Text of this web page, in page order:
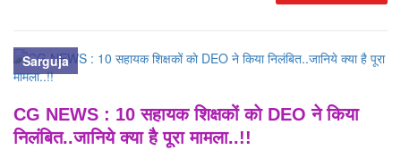
की धारा 24 की उप-धारा (1) के अन्तर्गत प्रदत्त शक्तियों का प्रयोग
करते हुए आयोजित मैनपाट महोत्सव 13, 14 एवं 15 फरवरी को
कानून व्यवस्था व लोक शांति को दृष्टिगत रखते हुए रोपाखार मैनपाट
में संचालित एफ एल-1 घघ-कम्पोजिट (कम्पोजिट विदेशी मदिरा दुकान
Sarguja
CG NEWS : 10 सहायक शिक्षकों काे DEO ने किया
निलंबित..जानिये क्या है पूरा मामला..!!